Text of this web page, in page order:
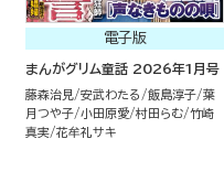
電子版
まんがグリム童話 2026年1月号
藤森治見 安武わたる 飯島淳子 葉
月つや子 小田原愛 村田らむ 竹崎
真実 花牟礼サキ